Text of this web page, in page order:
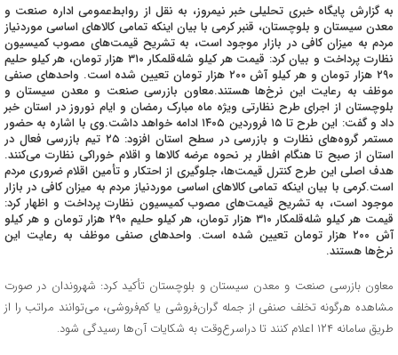
به گزارش پایگاه خبری تحلیلی خبر نیمروز، به نقل از روابط‌عمومی اداره صنعت و
معدن سیستان و بلوچستان، قنبر کرمی با بیان اینکه تمامی کالاهای اساسی موردنیاز
مردم به میزان کافی در بازار موجود است، به تشریح قیمت‌های مصوب کمیسیون
نظارت پرداخت و بیان کرد: قیمت هر کیلو شله‌قلمکار ۳۱۰ هزار تومان، هر کیلو حلیم
۲۹۰ هزار تومان و هر کیلو آش ۲۰۰ هزار تومان تعیین شده است. واحدهای صنفی
موظف به رعایت این نرخ‌ها هستند.معاون بازرسی صنعت و معدن سیستان و
بلوچستان از اجرای طرح نظارتی ویژه ماه مبارک رمضان و ایام نوروز در استان خبر
داد و گفت: این طرح تا ۱۵ فروردین ۱۴۰۵ ادامه خواهد داشت.وی با اشاره به حضور
مستمر گروه‌های نظارت و بازرسی در سطح استان افزود: ۲۵ تیم بازرسی فعال در
استان از صبح تا هنگام افطار بر نحوه عرضه کالاها و اقلام خوراکی نظارت می‌کنند.
هدف اصلی این طرح کنترل قیمت‌ها، جلوگیری از احتکار و تأمین اقلام ضروری مردم
است.کرمی با بیان اینکه تمامی کالاهای اساسی موردنیاز مردم به میزان کافی در بازار
موجود است، به تشریح قیمت‌های مصوب کمیسیون نظارت پرداخت و اظهار کرد:
قیمت هر کیلو شله‌قلمکار ۳۱۰ هزار تومان، هر کیلو حلیم ۲۹۰ هزار تومان و هر کیلو
آش ۲۰۰ هزار تومان تعیین شده است. واحدهای صنفی موظف به رعایت این
نرخ‌ها هستند.
معاون بازرسی صنعت و معدن سیستان و بلوچستان تأکید کرد: شهروندان در صورت
مشاهده هرگونه تخلف صنفی از جمله گران‌فروشی یا کم‌فروشی، می‌توانند مراتب را از
طریق سامانه ۱۲۴ اعلام کنند تا دراسرع‌وقت به شکایات آن‌ها رسیدگی شود.